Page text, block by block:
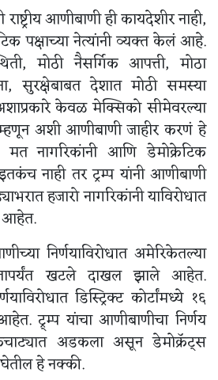
आणीबाणी ही कायदेशीर नाही,
पक्षाच्या नेत्यांनी व्यक्त केलं आहे.
मोठी नैसर्गिक आपत्ती, मोठा
सुरक्षेबाबत देशात मोठी समस्या
केवळ मेक्सिको सीमेवरल्या
म्हणून अशी आणीबाणी जाहीर करणं हे
नागरिकांनी आणि डेमोक्रेटिक
नाही तर ट्रम्प यांनी आणीबाणी
हजारो नागरिकांनी याविरोधात
आहेत.
निर्णयाविरोधात अमेरिकेतल्या
खटले दाखल झाले आहेत.
डिस्ट्रिक्ट कोर्टांमध्ये १६
ट्र्म्प यांचा आणीबाणीचा निर्णय
अडकला असून डेमोक्रॅट्स
हे नक्की.